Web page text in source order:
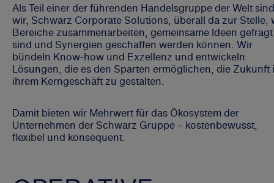
Als Teil einer der führenden Handelsgruppe der Welt sind
wir, Schwarz Corporate Solutions, überall da zur Stelle,
Bereiche zusammenarbeiten, gemeinsame Ideen gefragt
sind und Synergien geschaffen werden können. Wir
bündeln Know-how und Exzellenz und entwickeln
Lösungen, die es den Sparten ermöglichen, die Zukunft
ihrem Kerngeschäft zu gestalten.
Damit bieten wir Mehrwert für das Ökosystem der
Unternehmen der Schwarz Gruppe – kostenbewusst,
flexibel und konsequent.